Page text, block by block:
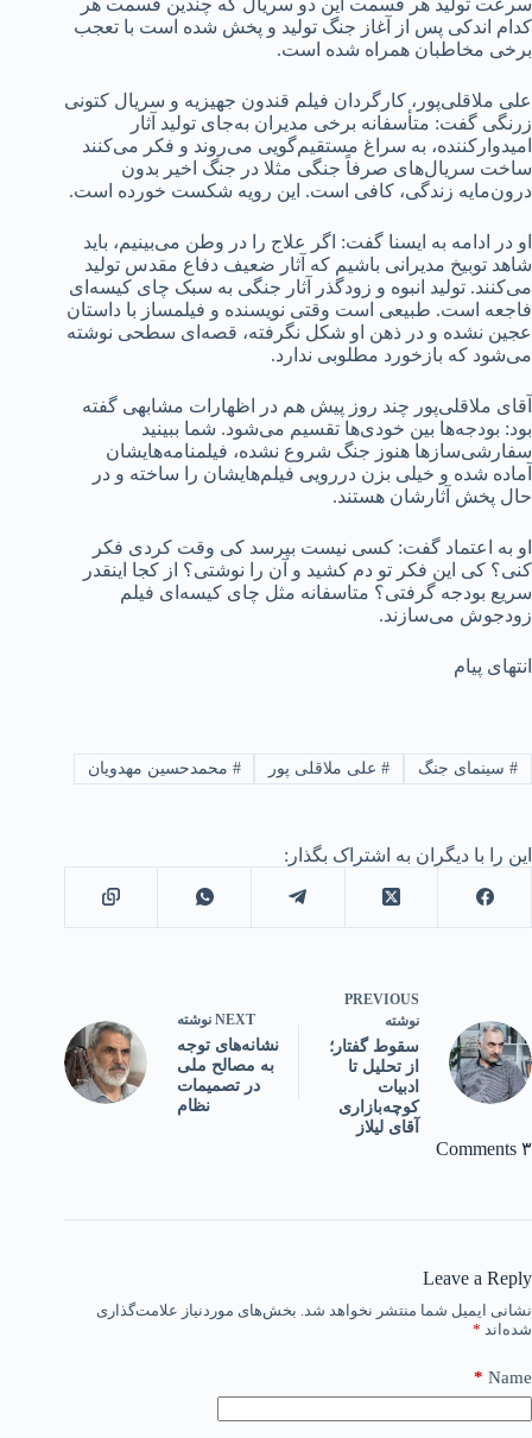
سرعت تولید هر قسمت این دو سریال که چندین قسمت هر
کدام اندکی پس از آغاز جنگ تولید و پخش شده است با تعجب
برخی مخاطبان همراه شده است.
علی ملاقلی‌پور، کارگردان فیلم قندون جهیزیه و سریال کتونی
زرنگی گفت: متأسفانه برخی مدیران به‌جای تولید آثار
امیدوارکننده، به سراغ مستقیم‌گویی می‌روند و فکر می‌کنند
ساخت سریال‌های صرفاً جنگی مثلا در جنگ اخیر بدون
درون‌مایه زندگی، کافی است. این رویه شکست خورده است.
او در ادامه به ایسنا گفت: اگر علاج را در وطن می‌بینیم، باید
شاهد توبیخ مدیرانی باشیم که آثار ضعیف دفاع مقدس تولید
می‌کنند. تولید انبوه و زودگذر آثار جنگی به سبک چای کیسه‌ای
فاجعه است. طبیعی است وقتی نویسنده و فیلمساز با داستان
عجین نشده و در ذهن او شکل نگرفته، قصه‌ای سطحی نوشته
می‌شود که بازخورد مطلوبی ندارد.
آقای ملاقلی‌پور چند روز پیش هم در اظهارات مشابهی گفته
بود: بودجه‌ها بین خودی‌ها تقسیم می‌شود. شما ببینید
سفارشی‌سازها هنوز جنگ شروع نشده، فیلمنامه‌هایشان
آماده شده و خیلی بزن دررویی فیلم‌هایشان را ساخته و در
حال پخش آثارشان هستند.
او به اعتماد گفت: کسی نیست بپرسد کی وقت کردی فکر
کنی؟ کی این فکر تو دم کشید و آن را نوشتی؟ از کجا اینقدر
سریع بودجه گرفتی؟ متاسفانه مثل چای کیسه‌ای فیلم
زودجوش می‌سازند.
انتهای پیام
#سینمای جنگ #علی ملاقلی پور # محمدحسین مهدویان
این را با دیگران به اشتراک بگذار:
PREVIOUS
نوشته
سقوط گفتار؛
از تحلیل تا
ادبیات
کوچه‌بازاری
آقای لیلاز
NEXT نوشته
نشانه‌های توجه
به مصالح ملی
در تصمیمات
نظام
۳ Comments
Leave a Reply
نشانی ایمیل شما منتشر نخواهد شد. بخش‌های موردنیاز علامت‌گذاری
شده‌اند *
Name
*